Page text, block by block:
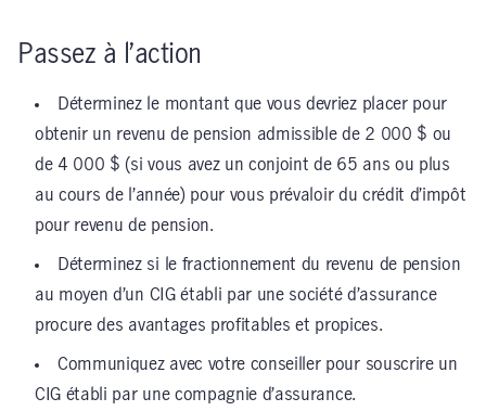
Passez à l’action
Déterminez le montant que vous devriez placer pour
obtenir un revenu de pension admissible de 2 000 $ ou
de 4 000 $ (si vous avez un conjoint de 65 ans ou plus
au cours de l’année) pour vous prévaloir du crédit d’impôt
pour revenu de pension.
Déterminez si le fractionnement du revenu de pension
au moyen d’un CIG établi par une société d’assurance
procure des avantages profitables et propices.
Communiquez avec votre conseiller pour souscrire un
CIG établi par une compagnie d’assurance.